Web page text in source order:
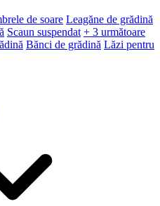
de soare Leagăne de grădină
Scaun suspendat + 3 următoare
Bănci de grădină Lăzi pentru